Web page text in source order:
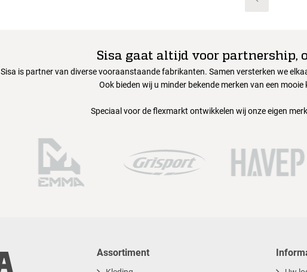
Sisa gaat altijd voor partnership,
Sisa is partner van diverse vooraanstaande fabrikanten. Samen versterken we
Ook bieden wij u minder bekende merken van een
Speciaal voor de flexmarkt ontwikkelen wij onze eigen
Assortiment